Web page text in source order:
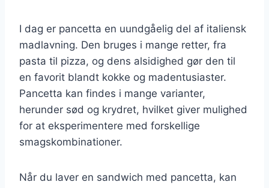
I dag er pancetta en uundgåelig del af italiensk
madlavning. Den bruges i mange retter, fra
pasta til pizza, og dens alsidighed gør den til
en favorit blandt kokke og madentusiaster.
Pancetta kan findes i mange varianter,
herunder sød og krydret, hvilket giver mulighed
for at eksperimentere med forskellige
smagskombinationer.
Når du laver en sandwich med pancetta, kan